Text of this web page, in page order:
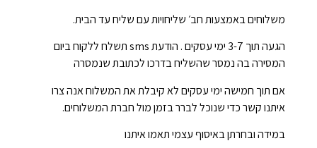
משלוחים באמצעות חב׳ שליחויות עם שליח עד הבית.
הגעה תוך 3-7 ימי עסקים . הודעת sms תשלח ללקוח ביום
המסירה בה נמסר שהשליח בדרכו לכתובת שנמסרה
אם תוך חמישה ימי עסקים לא קיבלת את המשלוח אנה צרו
איתנו קשר כדי שנוכל לברר בזמן מול חברת המשלוחים.
במידה ובחרתן באיסוף עצמי תאמו איתנו